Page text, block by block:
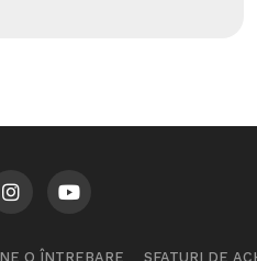
O ÎNTREBARE SFATURI DE